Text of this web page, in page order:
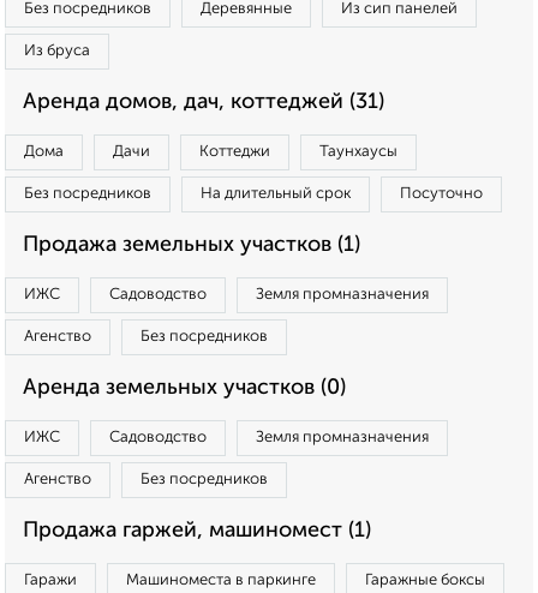
Без посредников Деревянные Из сип панелей
Из бруса
Аренда домов, дач, коттеджей (31)
Дома Дачи Коттеджи Таунхаусы
Без посредников На длительный срок Посуточно
Продажа земельных участков (1)
ИЖС Садоводство Земля промназначения
Агенство Без посредников
Аренда земельных участков (0)
ИЖС Садоводство Земля промназначения
Агенство Без посредников
Продажа гаржей, машиномест (1)
Гаражи Машиноместа в паркинге Гаражные боксы